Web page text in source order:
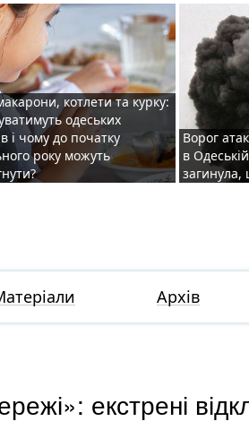
котлети та курку:
одеських
і чому до початку
року можуть
Ворог
в
Архів
екстрені